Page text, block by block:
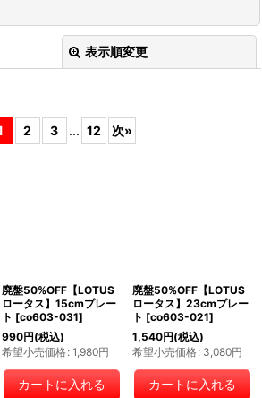
表示順変更
2 3 ... 12 次»
廃盤50%OFF【LOTUS
ロータス】15cmプレー
ト [co603-031]
990円(税込)
希望小売価格: 1,980円
カートに入れる
廃盤50%OFF【LOTUS
ロータス】23cmプレー
ト [co603-021]
1,540円(税込)
希望小売価格: 3,080円
カートに入れる